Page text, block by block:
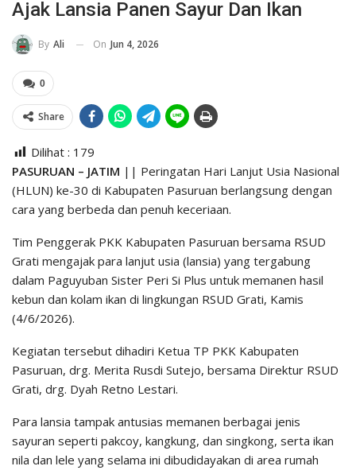
Ajak Lansia Panen Sayur Dan Ikan
By Ali On Jun 4, 2026
0
Share
Dilihat : 179
PASURUAN – JATIM || Peringatan Hari Lanjut Usia Nasional
(HLUN) ke-30 di Kabupaten Pasuruan berlangsung dengan
cara yang berbeda dan penuh keceriaan.
Tim Penggerak PKK Kabupaten Pasuruan bersama RSUD
Grati mengajak para lanjut usia (lansia) yang tergabung
dalam Paguyuban Sister Peri Si Plus untuk memanen hasil
kebun dan kolam ikan di lingkungan RSUD Grati, Kamis
(4/6/2026).
Kegiatan tersebut dihadiri Ketua TP PKK Kabupaten
Pasuruan, drg. Merita Rusdi Sutejo, bersama Direktur RSUD
Grati, drg. Dyah Retno Lestari.
Para lansia tampak antusias memanen berbagai jenis
sayuran seperti pakcoy, kangkung, dan singkong, serta ikan
nila dan lele yang selama ini dibudidayakan di area rumah